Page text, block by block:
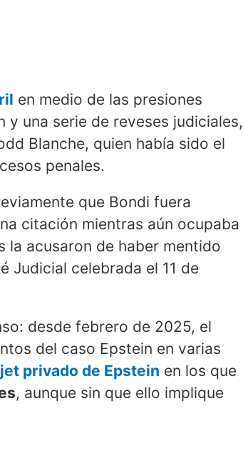
en medio de las presiones
y una serie de reveses judiciales,
Blanche, quien había sido el
penales.
que Bondi fuera
citación mientras aún ocupaba
la acusaron de haber mentido
Judicial celebrada el 11 de
desde febrero de 2025, el
del caso Epstein en varias
privado de Epstein en los que
, aunque sin que ello implique